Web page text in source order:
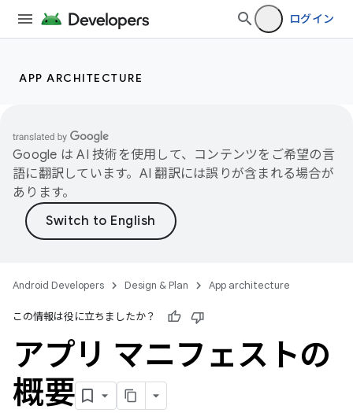
ログイン
APP ARCHITECTURE
Google は AI 技術を使用して、コンテンツをご希望の言
語に翻訳しています。AI 翻訳には誤りが含まれる場合が
あります。
Android Developers Design & Plan App architecture
この情報は役に立ちましたか？
アプリ マニフェストの
概要